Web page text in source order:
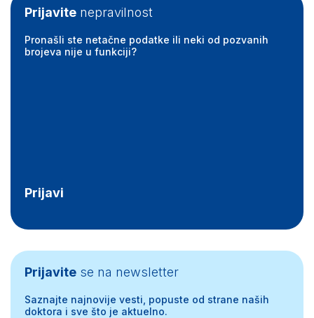
Prijavite nepravilnost
Pronašli ste netačne podatke ili neki od pozvanih
brojeva nije u funkciji?
Prijavi
Prijavite se na newsletter
Saznajte najnovije vesti, popuste od strane naših
doktora i sve što je aktuelno.